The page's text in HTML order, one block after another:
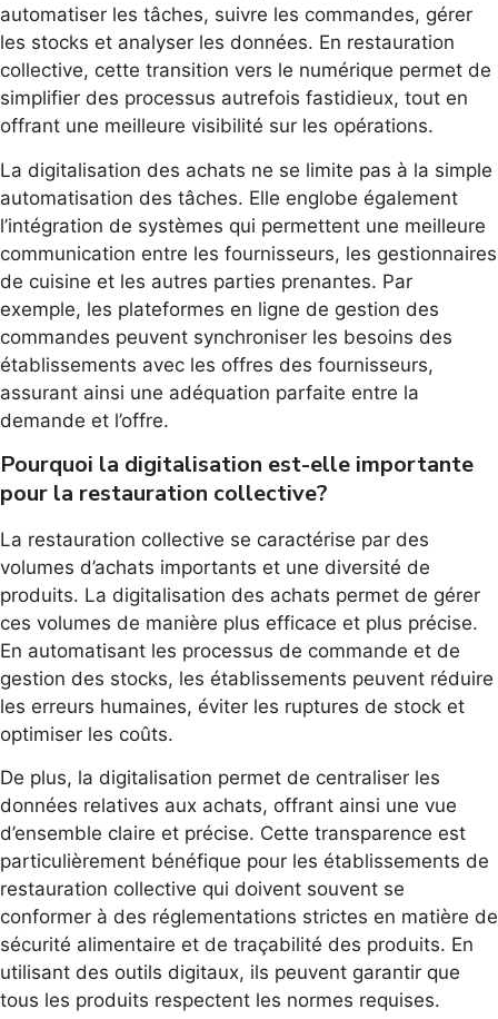
automatiser les tâches, suivre les commandes, gérer
les stocks et analyser les données. En restauration
collective, cette transition vers le numérique permet de
simplifier des processus autrefois fastidieux, tout en
offrant une meilleure visibilité sur les opérations.
La digitalisation des achats ne se limite pas à la simple
automatisation des tâches. Elle englobe également
l’intégration de systèmes qui permettent une meilleure
communication entre les fournisseurs, les gestionnaires
de cuisine et les autres parties prenantes. Par
exemple, les plateformes en ligne de gestion des
commandes peuvent synchroniser les besoins des
établissements avec les offres des fournisseurs,
assurant ainsi une adéquation parfaite entre la
demande et l’offre.
Pourquoi la digitalisation est-elle importante
pour la restauration collective?
La restauration collective se caractérise par des
volumes d’achats importants et une diversité de
produits. La digitalisation des achats permet de gérer
ces volumes de manière plus efficace et plus précise.
En automatisant les processus de commande et de
gestion des stocks, les établissements peuvent réduire
les erreurs humaines, éviter les ruptures de stock et
optimiser les coûts.
De plus, la digitalisation permet de centraliser les
données relatives aux achats, offrant ainsi une vue
d’ensemble claire et précise. Cette transparence est
particulièrement bénéfique pour les établissements de
restauration collective qui doivent souvent se
conformer à des réglementations strictes en matière de
sécurité alimentaire et de traçabilité des produits. En
utilisant des outils digitaux, ils peuvent garantir que
tous les produits respectent les normes requises.